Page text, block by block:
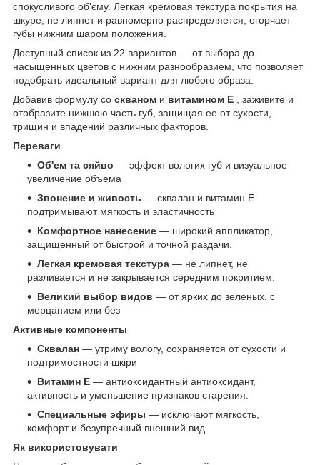
спокусливого об'єму. Легкая кремовая текстура покрытия на
шкуре, не липнет и равномерно распределяется, огорчает
губы нижним шаром положения.
Доступный список из 22 вариантов — от выбора до
насыщенных цветов с нижним разнообразием, что позволяет
подобрать идеальный вариант для любого образа.
Добавив формулу со скваном и витамином Е , заживите и
отобразите нижнюю часть губ, защищая ее от сухости,
трищин и впадений различных факторов.
Переваги
Об'ем та сяйво — эффект вологих губ и визуальное
увеличение объема
Звонение и живость — сквалан и витамин Е
подтримывают мягкость и эластичность
Комфортное нанесение — широкий аппликатор,
защищенный от быстрой и точной раздачи.
Легкая кремовая текстура — не липнет, не
разливается и не закрывается середним покритием.
Великий выбор видов — от ярких до зеленых, с
мерцанием или без
Активные компоненты
Сквалан — утриму вологу, сохраняется от сухости и
подтримостности шкіри
Витамин Е — антиоксидантный антиоксидант,
активность и уменьшение признаков старения.
Специальные эфиры — исключают мягкость,
комфорт и безупречный внешний вид.
Як використовувати